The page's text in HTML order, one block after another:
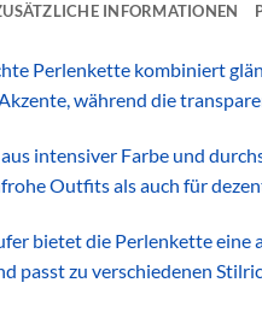
INFORMATIONEN
Perlenkette kombiniert
während die
intensiver Farbe und
Outfits als auch für
bietet die Perlenkette
passt zu verschiedenen